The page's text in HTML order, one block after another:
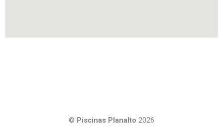
© Piscinas Planalto 2026